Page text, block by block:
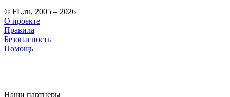
© FL.ru, 2005 – 2026
О проекте
Правила
Безопасность
Помощь
Наши партнеры